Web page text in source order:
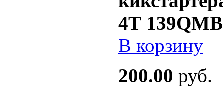
4Т 139QMB
В корзину
200.00 руб.